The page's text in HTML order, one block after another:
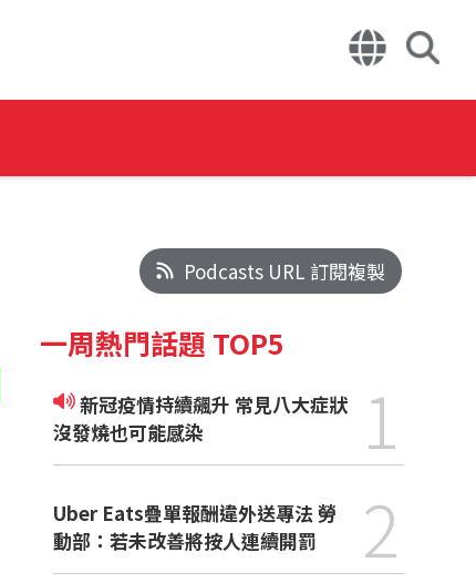
Podcasts URL 訂閱複製
一周熱門話題 TOP5
新冠疫情持續飆升 常見八大症狀
沒發燒也可能感染
1
Uber Eats疊單報酬違外送專法 勞
動部：若未改善將按人連續開罰
2